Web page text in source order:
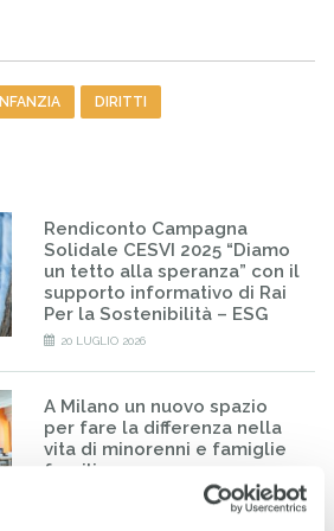
INFANZIA DIRITTI
Rendiconto Campagna
Solidale CESVI 2025 “Diamo
un tetto alla speranza” con il
supporto informativo di Rai
Per la Sostenibilità – ESG
20 LUGLIO 2026
A Milano un nuovo spazio
per fare la differenza nella
vita di minorenni e famiglie
fragili